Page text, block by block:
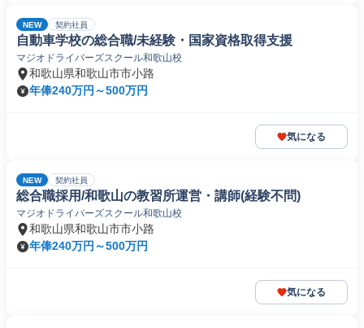
NEW 契約社員
自動車学校の総合職/未経験・国家資格取得支援
マジオドライバーズスクール和歌山校
和歌山県和歌山市市小路
年俸240万円～500万円
気になる
NEW 契約社員
総合職採用/和歌山の教習所運営・講師(経験不問)
マジオドライバーズスクール和歌山校
和歌山県和歌山市市小路
年俸240万円～500万円
気になる